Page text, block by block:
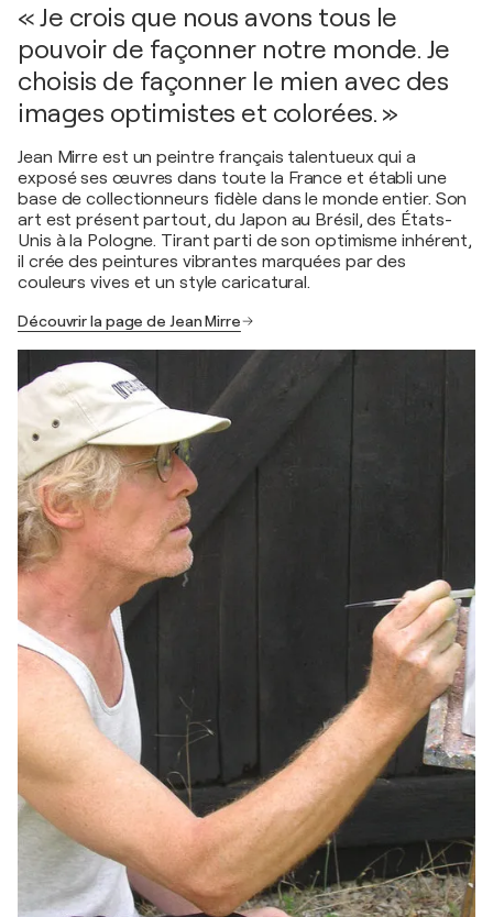
« Je crois que nous avons tous le
pouvoir de façonner notre monde. Je
choisis de façonner le mien avec des
images optimistes et colorées. »
Jean Mirre est un peintre français talentueux qui a
exposé ses œuvres dans toute la France et établi une
base de collectionneurs fidèle dans le monde entier. Son
art est présent partout, du Japon au Brésil, des États-
Unis à la Pologne. Tirant parti de son optimisme inhérent,
il crée des peintures vibrantes marquées par des
couleurs vives et un style caricatural.
Découvrir la page de Jean Mirre